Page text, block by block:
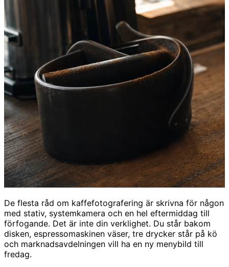
De flesta råd om kaffefotografering är skrivna för någon
med stativ, systemkamera och en hel eftermiddag till
förfogande. Det är inte din verklighet. Du står bakom
disken, espressomaskinen väser, tre drycker står på kö
och marknadsavdelningen vill ha en ny menybild till
fredag.